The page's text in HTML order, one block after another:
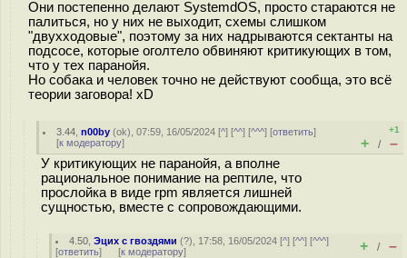
Они постепенно делают SystemdOS, просто стараются не
палиться, но у них не выходит, схемы слишком
"двухходовые", поэтому за них надрываются сектанты на
подсосе, которые оголтело обвиняют критикующих в том,
что у тех паранойя.
Но собака и человек точно не действуют сообща, это всё
теории заговора! xD
3.44 ,n00by (ok), 07:59, 16/05/2024 [^] [^^] [^^^] [ответить]
[к модератору]
+1
+ / –
У критикующих не паранойя, а вполне
рациональное понимание на рептиле, что
прослойка в виде rpm является лишней
сущностью, вместе с сопровождающими.
4.50 ,Эцих с гвоздями (?), 17:58, 16/05/2024 [^] [^^] [^^^]
[ответить] [к модератору] + / –